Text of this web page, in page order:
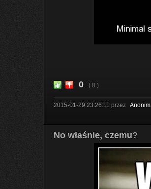
0 ( 0 )
2015-01-29 23:26:11 przez Anonim
No właśnie, czemu?